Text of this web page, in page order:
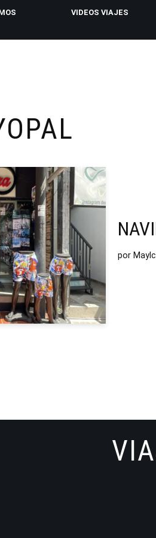
VIDEOS VIAJES
por